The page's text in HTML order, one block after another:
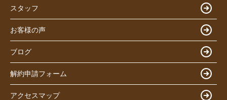
スタッフ
お客様の声
ブログ
解約申請フォーム
アクセスマップ